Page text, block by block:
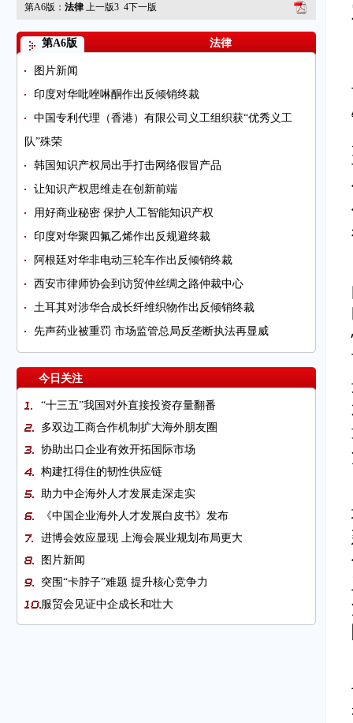
第A6版： 法律 上一版3 4下一版
第A6版 法律
图片新闻
印度对华吡唑啉酮作出反倾销终裁
中国专利代理（香港）有限公司义工组织获“优秀义工
队”殊荣
韩国知识产权局出手打击网络假冒产品
让知识产权思维走在创新前端
用好商业秘密 保护人工智能知识产权
印度对华聚四氟乙烯作出反规避终裁
阿根廷对华非电动三轮车作出反倾销终裁
西安市律师协会到访贸仲丝绸之路仲裁中心
土耳其对涉华合成长纤维织物作出反倾销终裁
先声药业被重罚 市场监管总局反垄断执法再显威
今日关注
“十三五”我国对外直接投资存量翻番
多双边工商合作机制扩大海外朋友圈
协助出口企业有效开拓国际市场
构建扛得住的韧性供应链
助力中企海外人才发展走深走实
《中国企业海外人才发展白皮书》发布
进博会效应显现 上海会展业规划布局更大
图片新闻
突围“卡脖子”难题 提升核心竞争力
服贸会见证中企成长和壮大
1月企业景气度保持在扩张区间